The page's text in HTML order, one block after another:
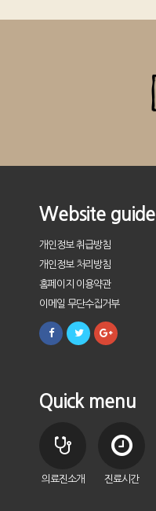
Website guide
개인정보 취급방침
개인정보 처리방침
홈페이지 이용약관
이메일 무단수집거부
Quick menu
의료진소개 진료시간